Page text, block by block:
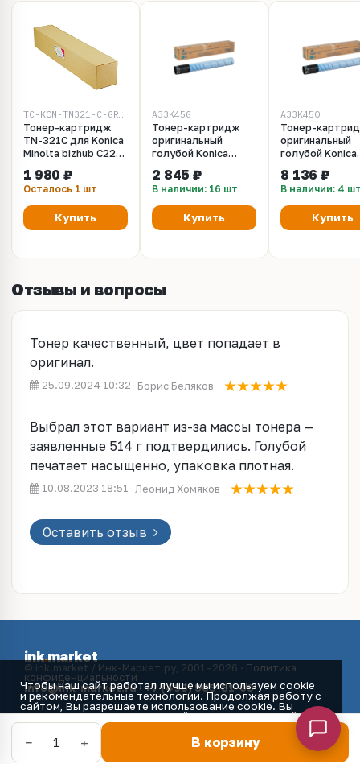
TC-KON-TN321-C-GRFT
Тонер-картридж
TN-321C для Konica
Minolta bizhub C224,
25K, Grafit
1 980 ₽
Осталось 1 шт
Купить
A33K45G
Тонер-картридж
оригинальный
голубой Konica
KM bizhub C224,
C284, C364. Ресурс
12 500 страниц.
(A33K450G)
2 845 ₽
В наличии: 16 шт
Купить
A33K450
Тонер-
оригинальный
голубой Konica
KM bizhub C224,
C284, C364.
25000 страниц.
(A33K450)
8 136 ₽
В наличии: 4
Купить
Отзывы и вопросы
Тонер качественный, цвет попадает в
оригинал.
25.09.2024 10:32 Борис Беляков
Выбрал этот вариант из-за массы тонера —
заявленные 514 г подтвердились. Голубой
печатает насыщенно, упаковка плотная.
10.08.2023 18:51 Леонид Хомяков
Оставить отзыв
− 1 + В корзину
ink.market
© ink.market / Инк-Маркет.ру, 2001–2026 · Политика
конфиденциальности
info@ink-market.ru·+7 (495) 565-31-09
Чтобы наш сайт работал лучше мы используем cookie
и рекомендательные технологии. Продолжая работу с
сайтом, Вы разрешаете использование cookie. Вы
всегда можете отключить файлы cookie в настройках
Вашего браузера.
Принять